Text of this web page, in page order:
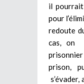
il
pour
redoute
cas, on
prison,